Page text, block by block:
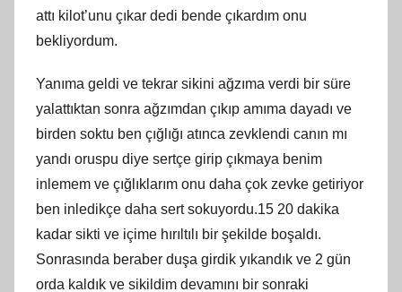
attı kilot’unu çıkar dedi bende çıkardım onu
bekliyordum.
Yanıma geldi ve tekrar sikini ağzıma verdi bir süre
yalattıktan sonra ağzımdan çıkıp amıma dayadı ve
birden soktu ben çığlığı atınca zevklendi canın mı
yandı oruspu diye sertçe girip çıkmaya benim
inlemem ve çığlıklarım onu daha çok zevke getiriyor
ben inledikçe daha sert sokuyordu.15 20 dakika
kadar sikti ve içime hırıltılı bir şekilde boşaldı.
Sonrasında beraber duşa girdik yıkandık ve 2 gün
orda kaldık ve sikildim devamını bir sonraki